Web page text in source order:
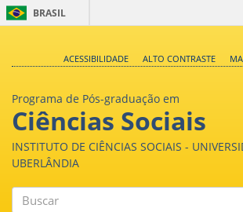
BRASIL
ACESSIBILIDADE
ALTO CONTRASTE
Programa de Pós-graduação em
Ciências Sociais
INSTITUTO DE CIÊNCIAS SOCIAIS -
UBERLÂNDIA